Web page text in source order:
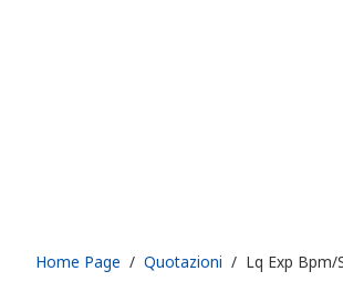
Home Page / Quotazioni / Lq Exp Bpm/